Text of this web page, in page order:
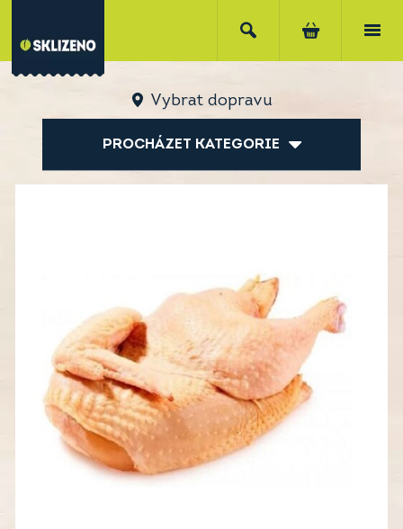
Vybrat dopravu
PROCHÁZET KATEGORIE